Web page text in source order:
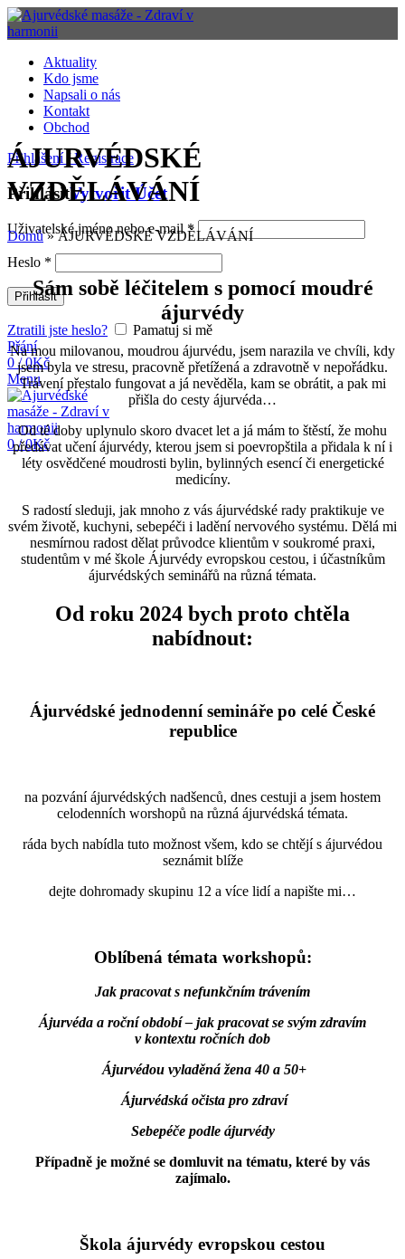
Aktuality
Kdo jsme
Napsali o nás
Kontakt
Obchod
Přihlášení / Registrace
PřihlásitVytvořit Účet
Uživatelské jméno nebo e-mail*
Heslo *
Přihlásit
Ztratili jste heslo?
Pamatuj si mě
Přání
0/ 0Kč
Menu
0/ 0Kč
ÁJURVÉDSKÉ
VZDĚLÁVÁNÍ
Domů»ÁJURVÉDSKÉ VZDĚLÁVÁNÍ
Sám sobě léčitelem s pomocí moudré
ájurvédy
Na mou milovanou, moudrou ájurvédu, jsem narazila ve chvíli, kdy
jsem byla ve stresu, pracovně přetížená a zdravotně v nepořádku.
Trávení přestalo fungovat a já nevěděla, kam se obrátit, a pak mi
přišla do cesty ájurvéda…
Od té doby uplynulo skoro dvacet let a já mám to štěstí, že mohu
předávat učení ájurvédy, kterou jsem si poevropštila a přidala k ní i
léty osvědčené moudrosti bylin, bylinných esencí či energetické
medicíny.
S radostí sleduji, jak mnoho z vás ájurvédské rady praktikuje ve
svém životě, kuchyni, sebepéči i ladění nervového systému. Dělá mi
nesmírnou radost dělat průvodce klientům v soukromé praxi,
studentům v mé škole Ájurvédy evropskou cestou, i účastníkům
ájurvédských seminářů na různá témata.
Od roku 2024 bych proto chtěla
nabídnout:
Ájurvédské jednodenní semináře po celé České
republice
na pozvání ájurvédských nadšenců, dnes cestuji a jsem hostem
celodenních worshopů na různá ájurvédská témata.
ráda bych nabídla tuto možnost všem, kdo se chtějí s ájurvédou
seznámit blíže
dejte dohromady skupinu 12 a více lidí a napište mi…
Oblíbená témata workshopů:
Jak pracovat s nefunkčním trávením
Ájurvéda a roční období – jak pracovat se svým zdravím
v kontextu ročních dob
Ájurvédou vyladěná žena 40 a 50+
Ájurvédská očista pro zdraví
Sebepéče podle ájurvédy
Případně je možné se domluvit na tématu, které by vás
zajímalo.
Škola ájurvédy evropskou cestou